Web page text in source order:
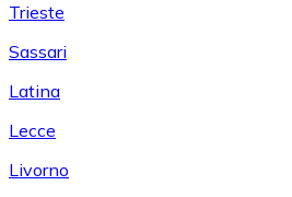
Trieste
Sassari
Latina
Lecce
Livorno